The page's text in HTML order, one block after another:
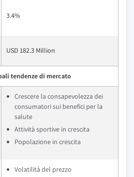
3.4%
USD 182.3 Million
tendenze di mercato
Crescere la consapevolezza dei
consumatori sui benefici per la
salute
Attività sportive in crescita
Popolazione in crescita
Volatilità del prezzo